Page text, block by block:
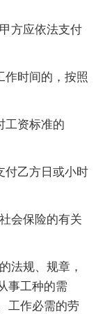
方应依法支付
作时间的，按照
工资标准的
付乙方日或小时
会保险的有关
法规、规章，
事工种的需
工作必需的劳